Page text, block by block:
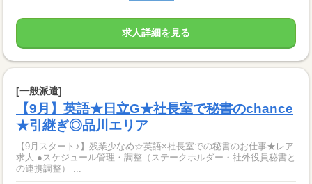
求人詳細を見る
[一般派遣]
【9月】英語★日立G★社長室で秘書のchance
★引継ぎ◎品川エリア
【9月スタート♪】残業少なめ☆英語×社長室での秘書のお仕事★レア
求人 ●スケジュール管理・調整（ステークホルダー・社外役員秘書と
の連携調整） ...